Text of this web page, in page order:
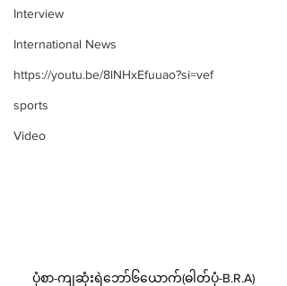
Interview
International News
https://youtu.be/8lNHxEfuuao?si=vef
sports
Video
ပုံစာ-ကျဆုံးရဲဘော်၆ယောက်(ဓါတ်ပုံ-B.R.A)